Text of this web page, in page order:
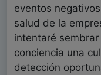
eventos
salud de la
intentaré
conciencia una
detección